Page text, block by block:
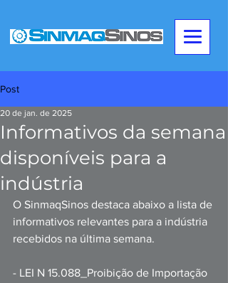
Post
Informativos da semana
disponíveis para a
indústria
20 de jan. de 2025
O SinmaqSinos destaca abaixo a lista de
informativos relevantes para a indústria
recebidos na última semana.
- LEI N 15.088_Proibição de Importação